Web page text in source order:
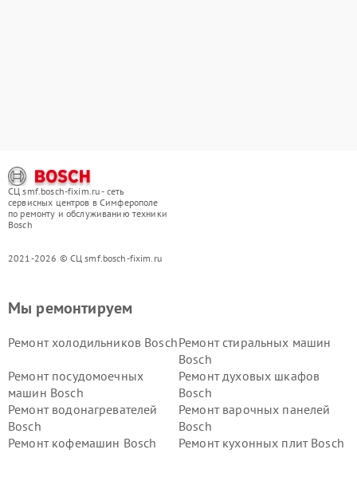
СЦ smf.bosch-fixim.ru - сеть
сервисных центров в Симферополе
по ремонту и обслуживанию техники
Bosch
2021-2026 © СЦ smf.bosch-fixim.ru
Мы ремонтируем
Ремонт холодильников BoschРемонт стиральных машин
Bosch
Ремонт посудомоечных
машин Bosch
Ремонт духовых шкафов
Bosch
Ремонт водонагревателей
Bosch
Ремонт варочных панелей
Bosch
Ремонт кофемашин Bosch
Ремонт кухонных плит Bosch